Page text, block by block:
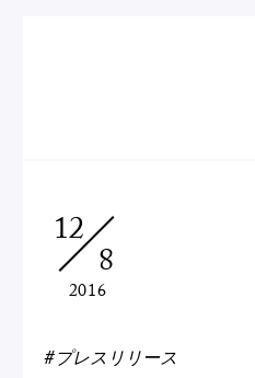
d'Anniversaire
12
8
2016
#プレスリリース